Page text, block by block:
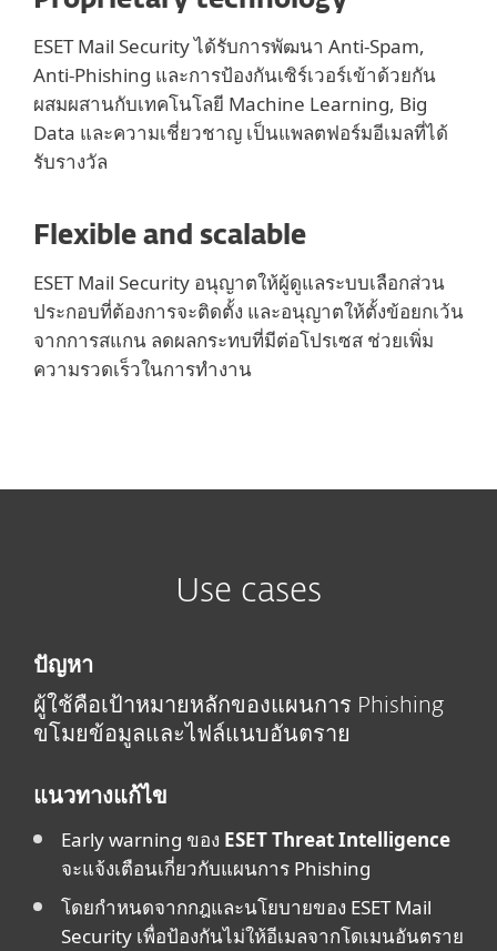
ESET Mail Security ได้รับการพัฒนา Anti-Spam,
Anti-Phishing และการป้องกันเซิร์เวอร์เข้าด้วยกัน
ผสมผสานกับเทคโนโลยี Machine Learning, Big
Data และความเชี่ยวชาญ เป็นแพลตฟอร์มอีเมลที่ได้
รับรางวัล
Flexible and scalable
ESET Mail Security อนุญาตให้ผู้ดูแลระบบเลือกส่วน
ประกอบที่ต้องการจะติดตั้ง และอนุญาตให้ตั้งข้อยกเว้น
จากการสแกน ลดผลกระทบที่มีต่อโปรเซส ช่วยเพิ่ม
ความรวดเร็วในการทำงาน
Use cases
ปัญหา
ผู้ใช้คือเป้าหมายหลักของแผนการ Phishing
ขโมยข้อมูลและไฟล์แนบอันตราย
แนวทางแก้ไข
Early warning ของ ESET Threat Intelligence
จะแจ้งเตือนเกี่ยวกับแผนการ Phishing
โดยกำหนดจากกฎและนโยบายของ ESET Mail
Security เพื่อป้องกันไม่ให้อีเมลจากโดเมนอันตราย